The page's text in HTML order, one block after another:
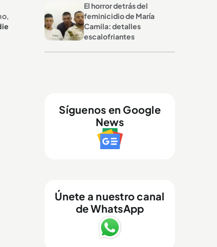
El horror detrás del
feminicidio de María
Camila: detalles
escalofriantes
Síguenos en Google
News
Únete a nuestro canal
de WhatsApp